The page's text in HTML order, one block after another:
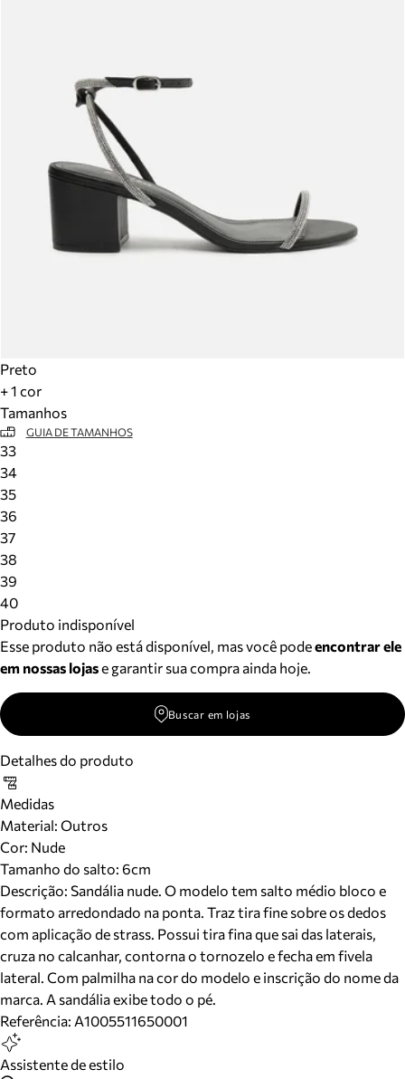
Preto
+ 1 cor
Tamanhos
GUIA DE TAMANHOS
33
34
35
36
37
38
39
40
Produto indisponível
Esse produto não está disponível, mas você podeencontrar ele
em nossas lojase garantir sua compra ainda hoje.
Buscar em lojas
Detalhes do produto
Medidas
Material: Outros
Cor: Nude
Tamanho do salto: 6cm
Descrição: Sandália nude. O modelo tem salto médio bloco e
formato arredondado na ponta. Traz tira fine sobre os dedos
com aplicação de strass. Possui tira fina que sai das laterais,
cruza no calcanhar, contorna o tornozelo e fecha em fivela
lateral. Com palmilha na cor do modelo e inscrição do nome da
marca. A sandália exibe todo o pé.
Referência: A1005511650001
Assistente de estilo